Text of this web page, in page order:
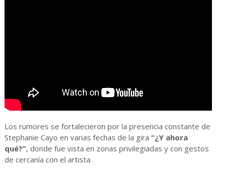
Los rumores se fortalecieron por la presencia constante de
Stephanie Cayo en varias fechas de la gira “¿Y ahora
qué?”, donde fue vista en zonas privilegiadas y con gestos
de cercanía con el artista.